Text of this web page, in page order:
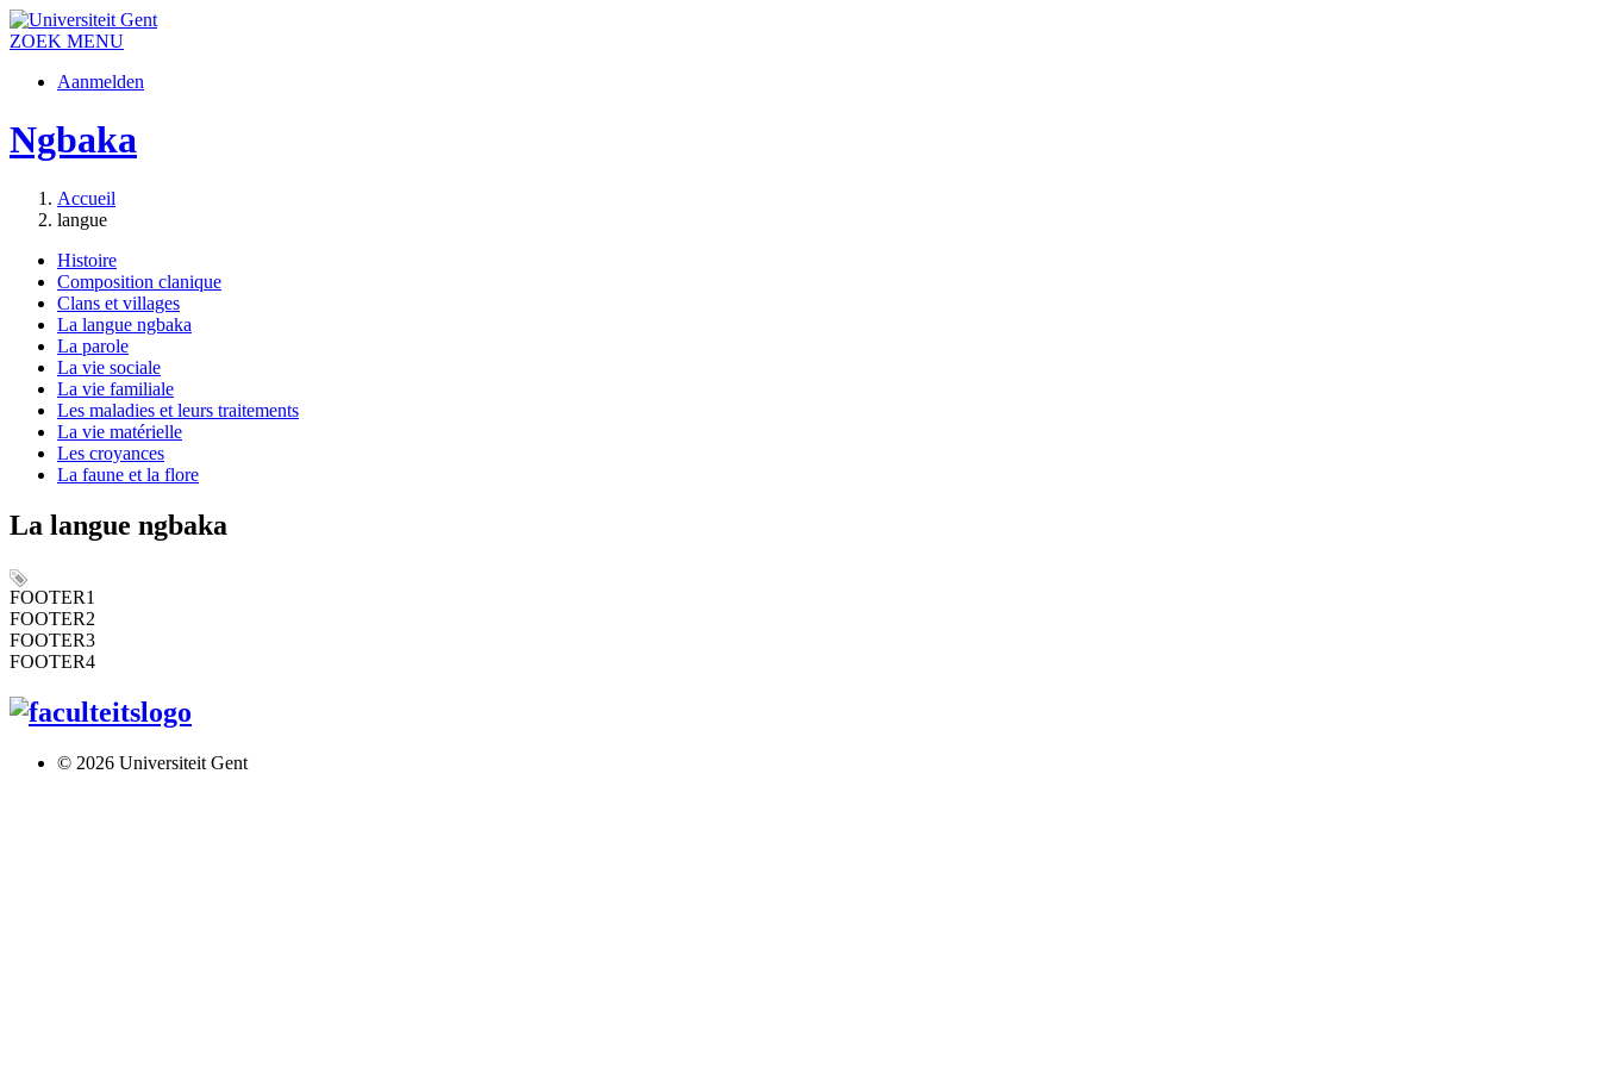
ZOEK MENU
Aanmelden
Ngbaka
Accueil
langue
Histoire
Composition clanique
Clans et villages
La langue ngbaka
La parole
La vie sociale
La vie familiale
Les maladies et leurs traitements
La vie matérielle
Les croyances
La faune et la flore
La langue ngbaka
FOOTER1
FOOTER2
FOOTER3
FOOTER4
© 2026 Universiteit Gent